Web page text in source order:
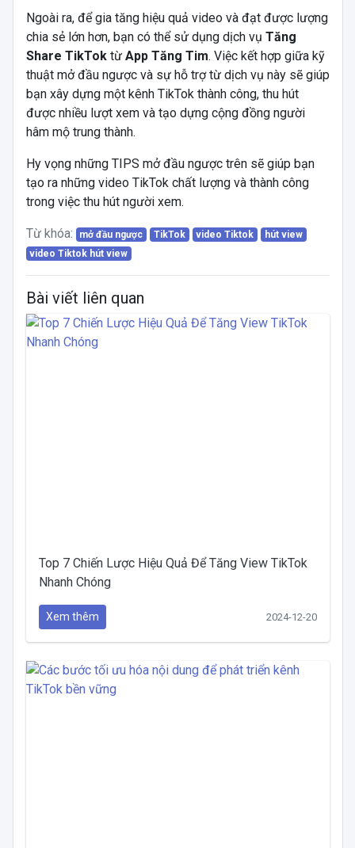
Ngoài ra, để gia tăng hiệu quả video và đạt được lượng
chia sẻ lớn hơn, bạn có thể sử dụng dịch vụ Tăng
Share TikToktừ App Tăng Tim. Việc kết hợp giữa kỹ
thuật mở đầu ngược và sự hỗ trợ từ dịch vụ này sẽ giúp
bạn xây dựng một kênh TikTok thành công, thu hút
được nhiều lượt xem và tạo dựng cộng đồng người
hâm mộ trung thành.
Hy vọng những TIPS mở đầu ngược trên sẽ giúp bạn
tạo ra những video TikTok chất lượng và thành công
trong việc thu hút người xem.
Từ khóa: mở đầu ngược TikTok video Tiktok
hút view
video Tiktok hút view
Bài viết liên quan
Top 7 Chiến Lược Hiệu Quả Để Tăng View TikTok
Nhanh Chóng
Xem thêm 2024-12-20